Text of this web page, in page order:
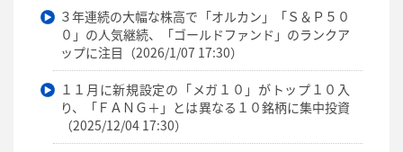
３年連続の大幅な株高で「オルカン」「Ｓ＆Ｐ５０
０」の人気継続、「ゴールドファンド」のランクア
ップに注目（2026/1/07 17:30）
１１月に新規設定の「メガ１０」がトップ１０入
り、「ＦＡＮＧ＋」とは異なる１０銘柄に集中投資
（2025/12/04 17:30）